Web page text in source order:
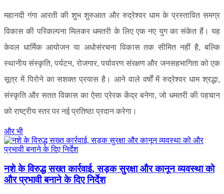
महानदी गंगा आरती की शुभ शुरुआत और रुद्रेश्वर धाम के प्रस्तावित समग्र
विकास की परिकल्पना मिलकर धमतरी के लिए एक नए युग का संकेत हैं। यह
केवल धार्मिक आयोजन या अधोसंरचना विकास तक सीमित नहीं है, बल्कि
स्थानीय संस्कृति, पर्यटन, रोजगार, पर्यावरण संरक्षण और जनसहभागिता को एक
सूत्र में पिरोने का सशक्त प्रयास है। आने वाले वर्षों में रुद्रेश्वर धाम श्रद्धा,
संस्कृति और सतत विकास का ऐसा प्रेरक केंद्र बनेगा, जो धमतरी की पहचान
को राष्ट्रीय स्तर पर नई प्रतिष्ठा प्रदान करेगा।
और भी
नशे के विरुद्ध सख्त कार्रवाई, सड़क सुरक्षा और कानून व्यवस्था को
और प्रभावी बनाने के दिए निर्देश